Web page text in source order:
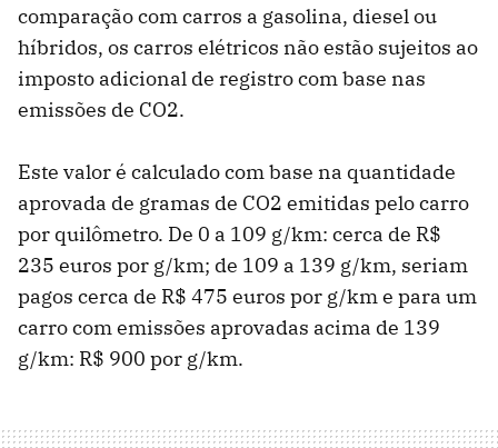
comparação com carros a gasolina, diesel ou
híbridos, os carros elétricos não estão sujeitos ao
imposto adicional de registro com base nas
emissões de CO2.
Este valor é calculado com base na quantidade
aprovada de gramas de CO2 emitidas pelo carro
por quilômetro. De 0 a 109 g/km: cerca de R$
235 euros por g/km; de 109 a 139 g/km, seriam
pagos cerca de R$ 475 euros por g/km e para um
carro com emissões aprovadas acima de 139
g/km: R$ 900 por g/km.